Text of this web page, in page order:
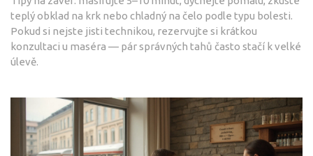
teplý obklad na krk nebo chladný na čelo podle typu bolesti.
Pokud si nejste jisti technikou, rezervujte si krátkou
konzultaci u maséra — pár správných tahů často stačí k velké
úlevě.